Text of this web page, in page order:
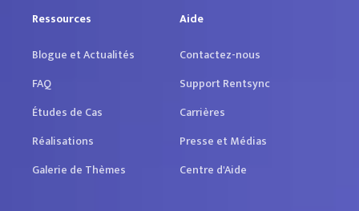
Ressources
Blogue et Actualités
FAQ
Études de Cas
Réalisations
Galerie de Thèmes
Aide
Contactez-nous
Support Rentsync
Carrières
Presse et Médias
Centre d'Aide